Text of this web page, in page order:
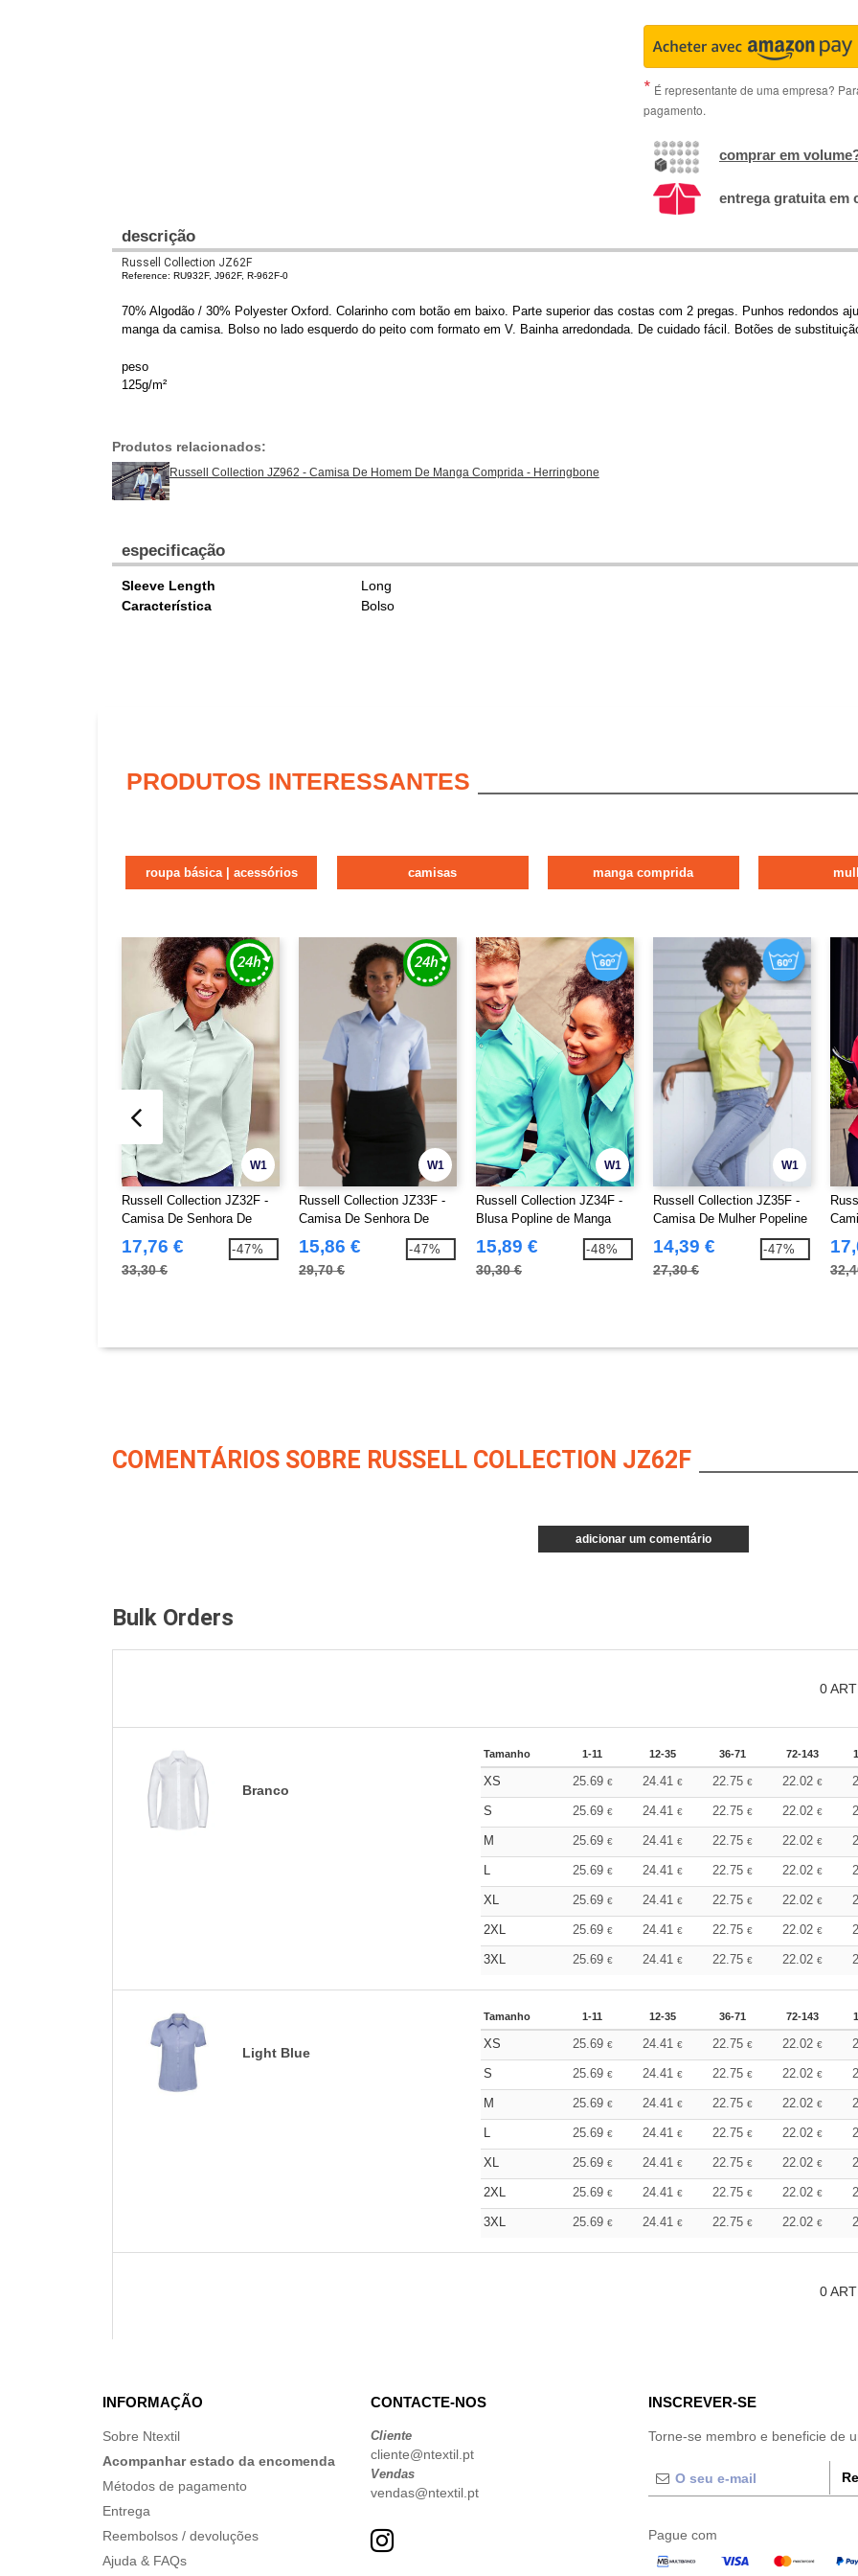
É representante de uma empresa?
pagamento.
comprar em
entrega gratuita em
descrição
Russell Collection JZ62F
Reference: RU932F, J962F, R-962F-0
70% Algodão / 30% Polyester Oxford. Colarinho com botão em baixo. Parte superior das costas com 2 pregas. Punhos redondos
manga da camisa. Bolso no lado esquerdo do peito com formato em V. Bainha arredondada. De cuidado fácil. Botões de
peso
125g/m²
Produtos relacionados:
Russell Collection JZ962 - Camisa De Homem De Manga Comprida - Herringbone
especificação
Sleeve Length
Long
Característica
Bolso
PRODUTOS INTERESSANTES
roupa básica | acessórios camisas manga comprida
W1
Russell Collection JZ32F -
Camisa De Senhora De
Manga Comprida - Easy
Care Oxford
17,76 €
33,30 €
-47%
W1
Russell Collection JZ33F -
Camisa De Senhora De
Manga Comprida - Easy
Care Oxford
15,86 €
29,70 €
-47%
W1
Russell Collection JZ34F -
Blusa Popline de Manga
Comprida
15,89 €
30,30 €
-48%
W1
Russell Collection JZ35F -
Camisa De Mulher Popeline
14,39 €
27,30 €
-47%
COMENTÁRIOS SOBRE RUSSELL COLLECTION JZ62F
adicionar um comentário
Bulk Orders
0
Branco
Tamanho 1-11 12-35 36-71 72-143
XS 25.69 € 24.41 € 22.75 € 22.02 €
S 25.69 € 24.41 € 22.75 € 22.02 €
M 25.69 € 24.41 € 22.75 € 22.02 €
L 25.69 € 24.41 € 22.75 € 22.02 €
XL 25.69 € 24.41 € 22.75 € 22.02 €
2XL 25.69 € 24.41 € 22.75 € 22.02 €
3XL 25.69 € 24.41 € 22.75 € 22.02 €
Light Blue
Tamanho 1-11 12-35 36-71 72-143
XS 25.69 € 24.41 € 22.75 € 22.02 €
S 25.69 € 24.41 € 22.75 € 22.02 €
M 25.69 € 24.41 € 22.75 € 22.02 €
L 25.69 € 24.41 € 22.75 € 22.02 €
XL 25.69 € 24.41 € 22.75 € 22.02 €
2XL 25.69 € 24.41 € 22.75 € 22.02 €
3XL 25.69 € 24.41 € 22.75 € 22.02 €
0
INFORMAÇÃO
Sobre Ntextil
Acompanhar estado da encomenda
Métodos de pagamento
Entrega
Reembolsos / devoluções
Ajuda & FAQs
CONTACTE-NOS
Cliente
cliente@ntextil.pt
Vendas
vendas@ntextil.pt
INSCREVER-SE
Torne-se membro e beneficie de
Pague com